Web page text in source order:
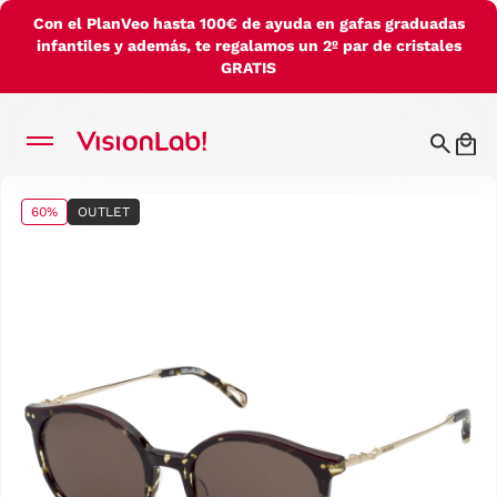
Con el PlanVeo hasta 100€ de ayuda en gafas graduadas
infantiles y además, te regalamos un 2º par de cristales
GRATIS
60% OUTLET